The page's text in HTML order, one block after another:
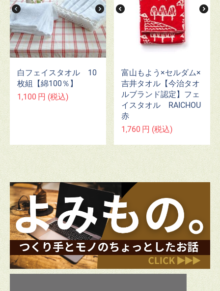
白フェイスタオル 10
枚組【綿100％】
1,100 円 (税込)
富山もよう×セルダム×
吉井タオル【今治タオ
ルブランド認定】フェ
イスタオル RAICHOU
赤
1,760 円 (税込)